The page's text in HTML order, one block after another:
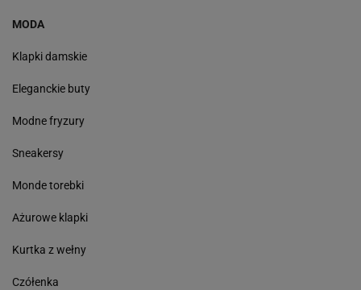
MODA
Klapki damskie
Eleganckie buty
Modne fryzury
Sneakersy
Monde torebki
Ażurowe klapki
Kurtka z wełny
Czółenka